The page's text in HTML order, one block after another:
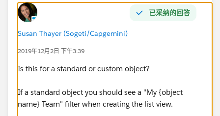
已采纳的回答
Susan Thayer (Sogeti/Capgemini)
2019年12月2日 下午3:39
Is this for a standard or custom object?
If a standard object you should see a "My {object
name} Team" filter when creating the list view.